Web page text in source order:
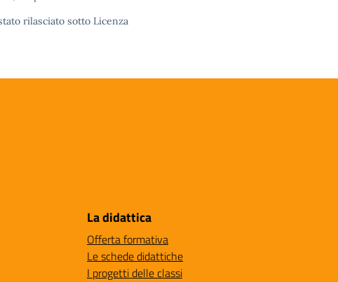
rilasciato sotto Licenza
La didattica
Offerta formativa
Le schede didattiche
I progetti delle classi